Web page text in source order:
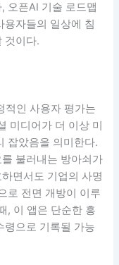
오픈AI 기술 로드맵
용자들의 일상에 침
것이다.
적인 사용자 평가는
미디어가 더 이상 미
잡았음을 의미한다.
불러내는 방아쇠가
면서도 기업의 사명
로 전면 개방이 이루
, 이 앱은 단순한 흥
령으로 기록될 가능